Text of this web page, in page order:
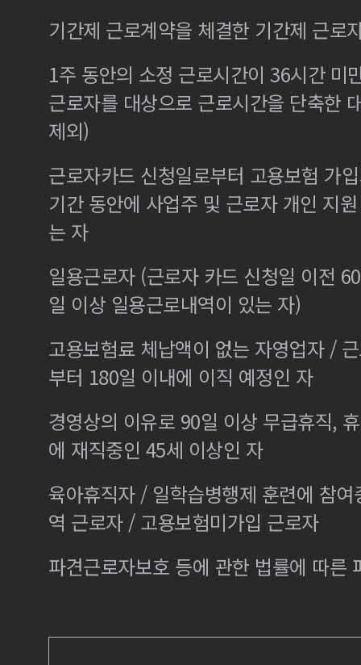
기간제 근로계약을 체결한 기간제 근로
1주 동안의 소정 근로시간이 36시간 미
근로자를 대상으로 근로시간을 단축한
제외)
근로자카드 신청일로부터 고용보험 가
기간 동안에 사업주 및 근로자 개인 지
는 자
일용근로자 (근로자 카드 신청일 이전
일 이상 일용근로내역이 있는 자)
고용보험료 체납액이 없는 자영업자 /
부터 180일 이내에 이직 예정인 자
경영상의 이유로 90일 이상 무급휴직,
에 재직중인 45세 이상인 자
육아휴직자 / 일학습병행제 훈련에 참
역 근로자 / 고용보험미가입 근로자
파견근로자보호 등에 관한 법률에 따른